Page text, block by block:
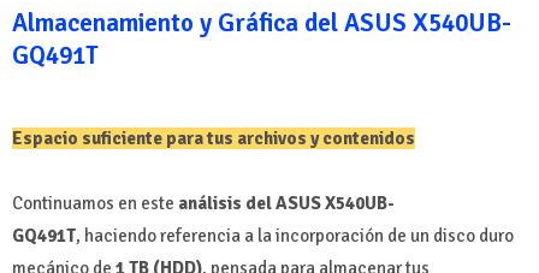
Almacenamiento y Gráfica del ASUS X540UB-
GQ491T
Espacio suficiente para tus archivos y contenidos
Continuamos en este análisis del ASUS X540UB-
GQ491T, haciendo referencia a la incorporación de un disco duro
mecánico de 1 TB (HDD), pensada para almacenar tus